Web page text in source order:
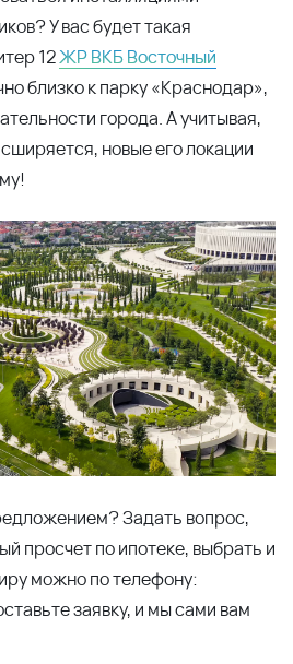
У вас будет такая
12ЖР ВКБ Восточный
близко к парку «Краснодар»,
города. А учитывая,
новые его локации
Задать вопрос,
просчет по ипотеке, выбрать и
можно по телефону:
заявку, и мы сами вам